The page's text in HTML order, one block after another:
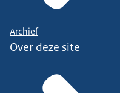
Archief
Over deze site